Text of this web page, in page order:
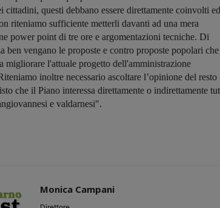
cittadini, questi debbano essere direttamente coinvolti ed
riteniamo sufficiente metterli davanti ad una mera
power point di tre ore e argomentazioni tecniche. Di
ben vengano le proposte e contro proposte popolari che
migliorare l'attuale progetto dell'amministrazione
inoltre necessario ascoltare l’opinione del resto
che il Piano interessa direttamente o indirettamente
e valdarnesi".
Monica Campani